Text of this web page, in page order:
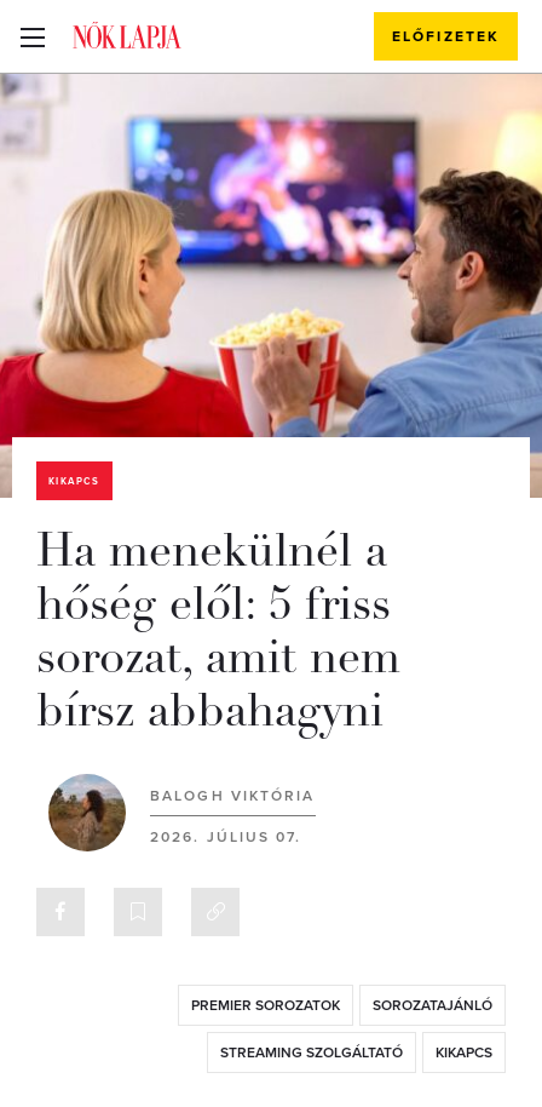
ELŐFIZETEK
KIKAPCS
Ha menekülnél a
hőség elől: 5 friss
sorozat, amit nem
bírsz abbahagyni
BALOGH VIKTÓRIA
2026. JÚLIUS 07.
PREMIER SOROZATOK SOROZATAJÁNLÓ
STREAMING SZOLGÁLTATÓ KIKAPCS